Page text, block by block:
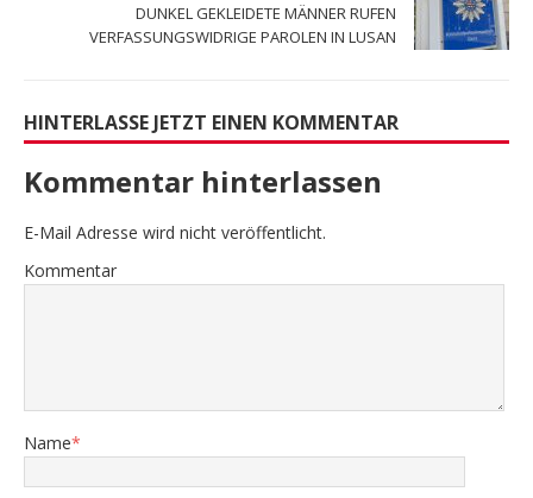
DUNKEL GEKLEIDETE MÄNNER RUFEN
VERFASSUNGSWIDRIGE PAROLEN IN LUSAN
HINTERLASSE JETZT EINEN KOMMENTAR
Kommentar hinterlassen
E-Mail Adresse wird nicht veröffentlicht.
Kommentar
Name*